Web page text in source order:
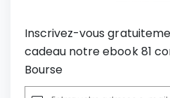
Inscrivez-vous
cadeau notre ebook 81
Bourse